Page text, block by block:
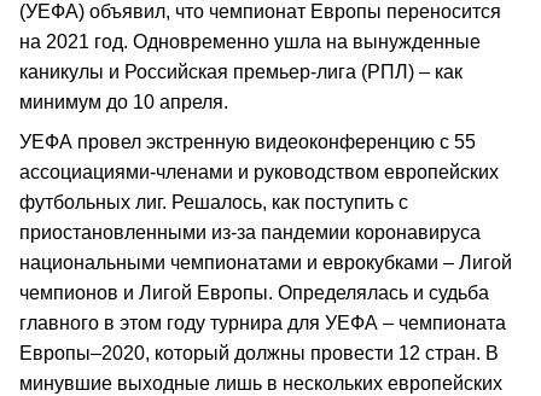
(УЕФА) объявил, что чемпионат Европы переносится
на 2021 год. Одновременно ушла на вынужденные
каникулы и Российская премьер-лига (РПЛ) – как
минимум до 10 апреля.
УЕФА провел экстренную видеоконференцию с 55
ассоциациями-членами и руководством европейских
футбольных лиг. Решалось, как поступить с
приостановленными из-за пандемии коронавируса
национальными чемпионатами и еврокубками – Лигой
чемпионов и Лигой Европы. Определялась и судьба
главного в этом году турнира для УЕФА – чемпионата
Европы–2020, который должны провести 12 стран. В
минувшие выходные лишь в нескольких европейских